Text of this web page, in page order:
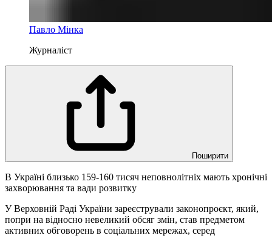
Павло Мінка
Журналіст
Поширити
В Україні близько 159-160 тисяч неповнолітніх мають хронічні
захворювання та вади розвитку
У Верховній Раді України зареєстрували законопроєкт, який,
попри на відносно невеликий обсяг змін, став предметом
активних обговорень в соціальних мережах, серед